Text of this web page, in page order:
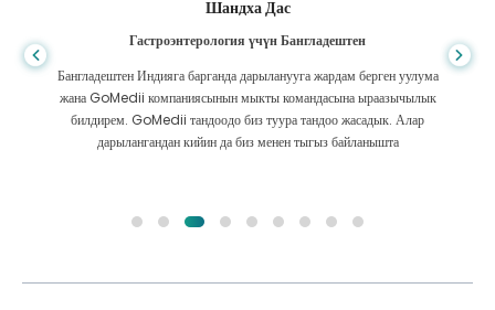
Шандха Дас
Гастроэнтерология үчүн Бангладештен
Бангладештен Индияга барганда дарыланууга жардам берген уулума
жана GoMedii компаниясынын мыкты командасына ыраазычылык
билдирем. GoMedii тандоодо биз туура тандоо жасадык. Алар
дарылангандан кийин да биз менен тыгыз байланышта